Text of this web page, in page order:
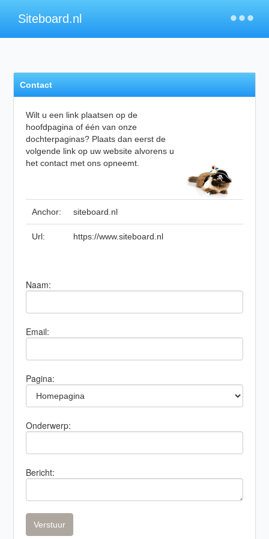
×
Siteboard.nl
Contact
Wilt u een link plaatsen op de
hoofdpagina of één van onze
dochterpaginas? Plaats dan eerst de
volgende link op uw website alvorens u
het contact met ons opneemt.
Anchor: siteboard.nl
Url: https://www.siteboard.nl
Naam:
Email:
Pagina:
Onderwerp:
Bericht: